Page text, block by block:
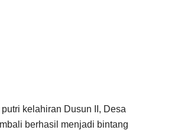
kelahiran Dusun II, Desa
berhasil menjadi bintang